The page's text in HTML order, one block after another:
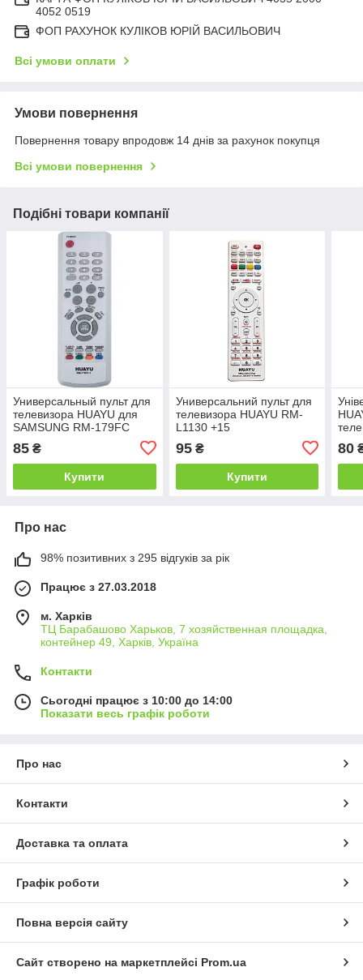
4052 0519
ФОП РАХУНОК КУЛІКОВ ЮРІЙ ВАСИЛЬОВИЧ
Всі умови оплати
Умови повернення
Повернення товару впродовж 14 днів за рахунок покупця
Всі умови повернення
Подібні товари компанії
Универсальный пульт для
телевизора HUAYU для
SAMSUNG RM-179FC
85 ₴
Купити
Универсальний пульт для
телевизора HUAYU RM-
L1130 +15
95₴
Купити
80
Про нас
98% позитивних з 295 відгуків за рік
Працює з 27.03.2018
м. Харків
ТЦ Барабашово Харьков, 7 хозяйственная площадка,
контейнер 49, Харків, Україна
Контакти
Сьогодні працює з 10:00 до 14:00
Показати весь графік роботи
Про нас
Контакти
Доставка та оплата
Графік роботи
Повна версія сайту
Сайт створено на маркетплейсі Prom.ua